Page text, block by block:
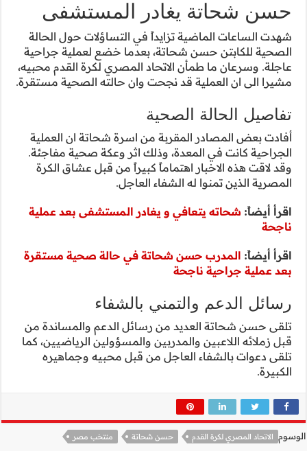
حول الحالة
لعملية جراحية
لكرة القدم محبيه،
الصحية مستقرة.
ان العملية
صحية مفاجئة.
قبل عشاق الكرة
بعد عملية
صحية مستقرة
والمساندة من
الرياضيين، كما
وجماهيره
منتخب مصر